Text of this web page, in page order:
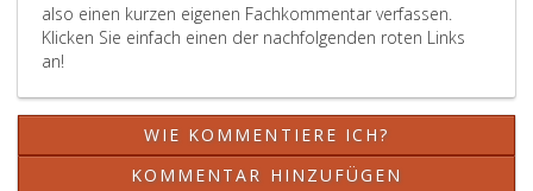
die
wurde
ist
mit
Teil
der
Ergebnisse
ein
also einen kurzen eigenen Fachkommentar verfassen.
Klicken Sie einfach einen der nachfolgenden roten Links
an!
WIE KOMMENTIERE ICH?
KOMMENTAR HINZUFÜGEN